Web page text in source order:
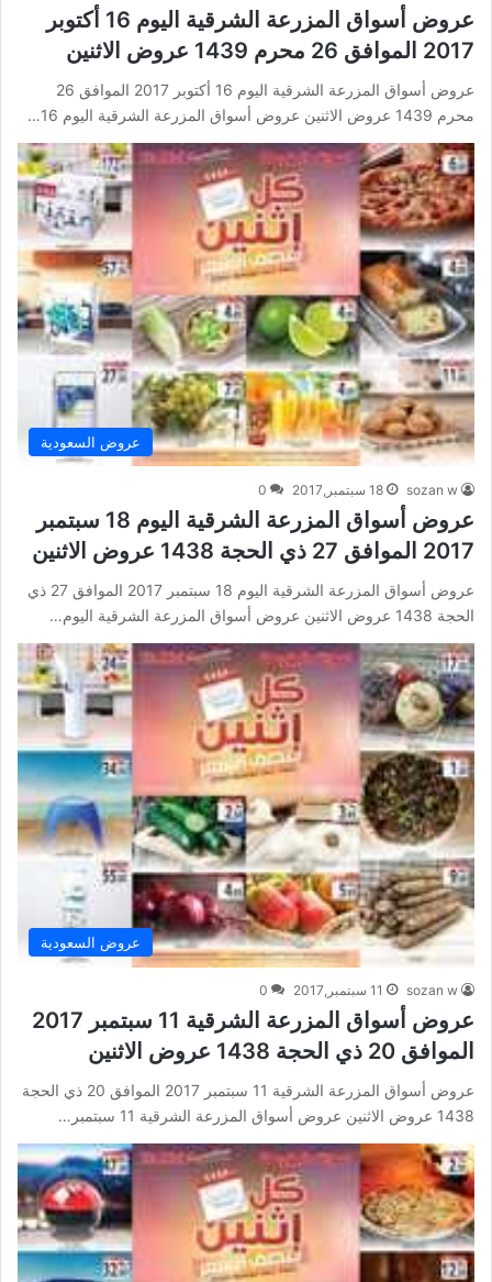
عروض أسواق المزرعة الشرقية اليوم 16 أكتوبر
2017 الموافق 26 محرم 1439 عروض الاثنين
عروض أسواق المزرعة الشرقية اليوم 16 أكتوبر 2017 الموافق 26
محرم 1439 عروض الاثنين عروض أسواق المزرعة الشرقية اليوم 16…
عروض السعودية
sozan w 18 سبتمبر,2017 0
عروض أسواق المزرعة الشرقية اليوم 18 سبتمبر
2017 الموافق 27 ذي الحجة 1438 عروض الاثنين
عروض أسواق المزرعة الشرقية اليوم 18 سبتمبر 2017 الموافق 27 ذي
الحجة 1438 عروض الاثنين عروض أسواق المزرعة الشرقية اليوم…
عروض السعودية
sozan w 11 سبتمبر,2017 0
عروض أسواق المزرعة الشرقية 11 سبتمبر 2017
الموافق 20 ذي الحجة 1438 عروض الاثنين
عروض أسواق المزرعة الشرقية 11 سبتمبر 2017 الموافق 20 ذي الحجة
1438 عروض الاثنين عروض أسواق المزرعة الشرقية 11 سبتمبر…